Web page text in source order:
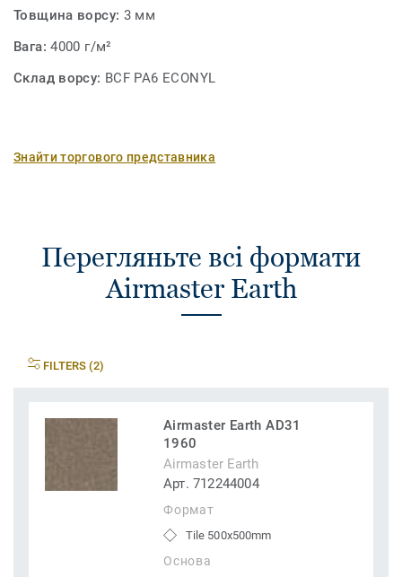
Товщина ворсу: 3 мм
Вага:4000 г/м²
Склад ворсу: BCF PA6 ECONYL
Знайти торгового представника
Перегляньте всі формати
Airmaster Earth
FILTERS (2)
Airmaster Earth AD31
1960
Airmaster Earth
Арт. 712244004
Формат
Tile 500x500mm
Основа